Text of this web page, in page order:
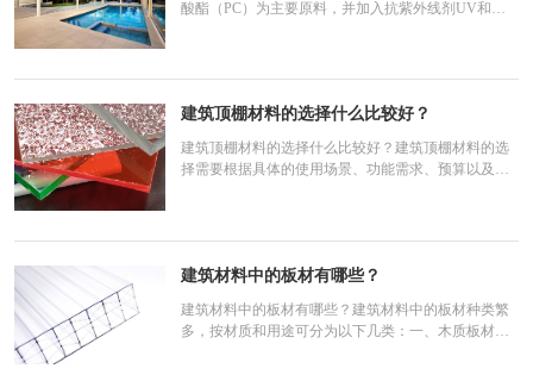
酸酯（PC）为主要原料，并加入抗紫外线剂UV和其
体感强，可以用于
建筑顶棚材料的选择什么比较好？
建筑顶棚材料的选择什么比较好？建筑顶棚材料的选
择需要根据具体的使用场景、功能需求、预算以及审
室内湿度的功
建筑材料中的板材有哪些？
建筑材料中的板材有哪些？建筑材料中的板材种类繁
多，按材质和用途可分为以下几类：一、木质板材胶